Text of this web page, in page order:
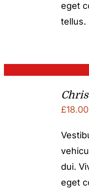
eget
tellus.
£18.00
dui.
eget